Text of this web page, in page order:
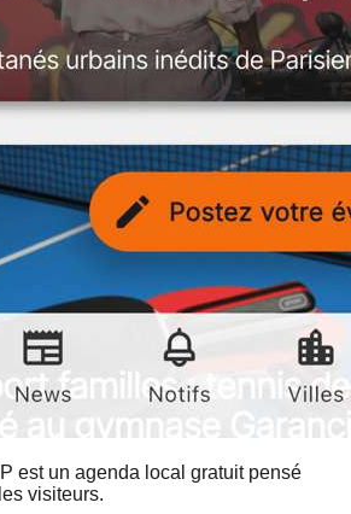
est un agenda local gratuit pensé
visiteurs.